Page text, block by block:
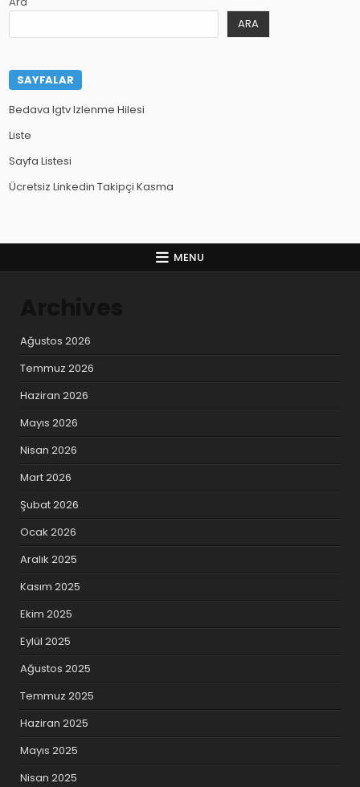
ARA
SAYFALAR
Bedava Igtv Izlenme Hilesi
Liste
Sayfa Listesi
Ücretsiz Linkedin Takipçi Kasma
MENU
Ağustos 2026
Temmuz 2026
Haziran 2026
Mayıs 2026
Nisan 2026
Mart 2026
Şubat 2026
Ocak 2026
Aralık 2025
Kasım 2025
Ekim 2025
Eylül 2025
Ağustos 2025
Temmuz 2025
Haziran 2025
Mayıs 2025
Nisan 2025